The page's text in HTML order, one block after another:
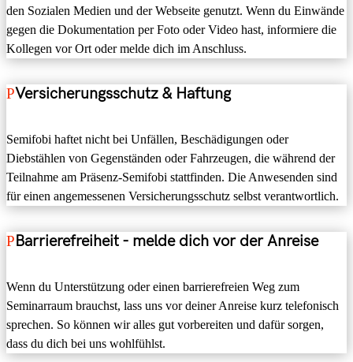
den Sozialen Medien und der Webseite genutzt. Wenn du Einwände
gegen die Dokumentation per Foto oder Video hast, informiere die
Kollegen vor Ort oder melde dich im Anschluss.
Versicherungsschutz & Haftung
Semifobi haftet nicht bei Unfällen, Beschädigungen oder
Diebstählen von Gegenständen oder Fahrzeugen, die während der
Teilnahme am Präsenz-Semifobi stattfinden. Die Anwesenden sind
für einen angemessenen Versicherungsschutz selbst verantwortlich.
Barrierefreiheit - melde dich vor der Anreise
Wenn du Unterstützung oder einen barrierefreien Weg zum
Seminarraum brauchst, lass uns vor deiner Anreise kurz telefonisch
sprechen. So können wir alles gut vorbereiten und dafür sorgen,
dass du dich bei uns wohlfühlst.